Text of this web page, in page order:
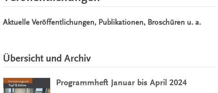
Aktuelle Veröffentlichungen, Publikationen, Broschüren u. a.
Übersicht und Archiv
Programmheft Januar bis April 2024